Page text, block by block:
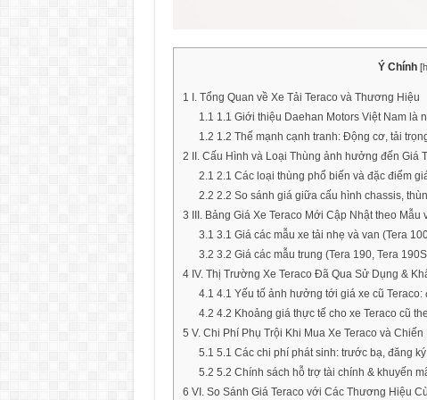
Ý Chính [
1 I. Tổng Quan về Xe Tải Teraco và Thương Hiệu
1.1 1.1 Giới thiệu Daehan Motors Việt Nam là
1.2 1.2 Thế mạnh cạnh tranh: Động cơ, tải
2 II. Cấu Hình và Loại Thùng ảnh hưởng đến Giá
2.1 2.1 Các loại thùng phổ biến và đặc điểm
2.2 2.2 So sánh giá giữa cấu hình chassis,
3 III. Bảng Giá Xe Teraco Mới Cập Nhật theo Mẫu
3.1 3.1 Giá các mẫu xe tải nhẹ và van (Tera
3.2 3.2 Giá các mẫu trung (Tera 190, Tera
4IV. Thị Trường Xe Teraco Đã Qua Sử Dụng &
4.1 4.1 Yếu tố ảnh hưởng tới giá xe cũ Teraco:
4.2 4.2 Khoảng giá thực tế cho xe Teraco cũ
5 V. Chi Phí Phụ Trội Khi Mua Xe Teraco và
5.1 5.1 Các chi phí phát sinh: trước bạ, đăng
5.2 5.2 Chính sách hỗ trợ tài chính & khuyến
6 VI. So Sánh Giá Teraco với Các Thương Hiệu